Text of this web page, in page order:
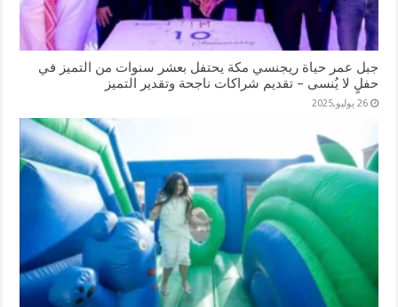
جبل عمر حياة ريجنسي مكة يحتفل بعشر سنوات من التميز في
حفلٍ لا يُنسى – تقديم شراكات ناجحة وتقدير التميز
26 يوليو,2025